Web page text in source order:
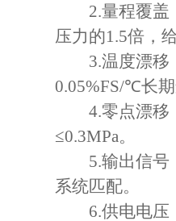
2.量程覆盖：
压力的1.5倍，
3.温度漂移：
0.05%FS/℃长
4.零点漂移：
≤0.3MPa。
5.输出信号：
系统匹配。
6.供电电压：